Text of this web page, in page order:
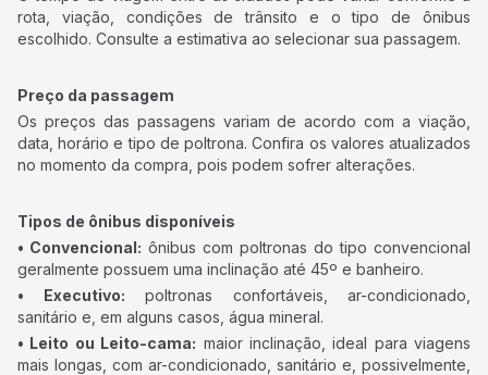
rota, viação, condições de trânsito e o tipo de ônibus
escolhido. Consulte a estimativa ao selecionar sua passagem.
Preço da passagem
Os preços das passagens variam de acordo com a viação,
data, horário e tipo de poltrona. Confira os valores atualizados
no momento da compra, pois podem sofrer alterações.
Tipos de ônibus disponíveis
• Convencional: ônibus com poltronas do tipo convencional
geralmente possuem uma inclinação até 45º e banheiro.
• Executivo: poltronas confortáveis, ar-condicionado,
sanitário e, em alguns casos, água mineral.
• Leito ou Leito-cama: maior inclinação, ideal para viagens
mais longas, com ar-condicionado, sanitário e, possivelmente,